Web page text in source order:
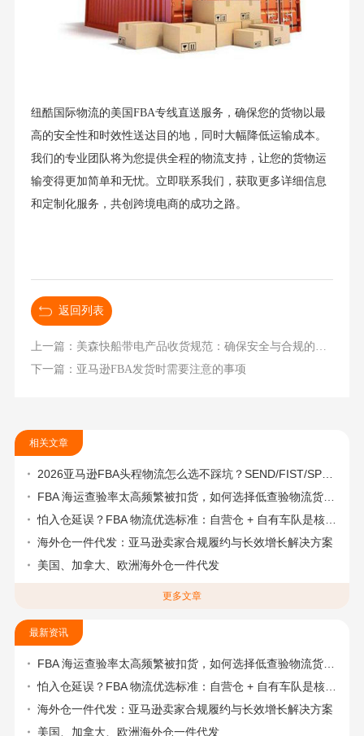
纽酷国际物流的美国FBA专线直送服务，确保您的货物以最
高的安全性和时效性送达目的地，同时大幅降低运输成本。
我们的专业团队将为您提供全程的物流支持，让您的货物运
输变得更加简单和无忧。立即联系我们，获取更多详细信息
和定制化服务，共创跨境电商的成功之路。
返回列表
上一篇：美森快船带电产品收货规范：确保安全与合规的关键指南
下一篇：亚马逊FBA发货时需要注意的事项
相关文章
2026亚马逊FBA头程物流怎么选不踩坑？SEND/FIST/SPN官方认证物流商，只有这家敢承诺“准达率第一”
FBA 海运查验率太高频繁被扣货，如何选择低查验物流货代？
怕入仓延误？FBA 物流优选标准：自营仓 + 自有车队是核心硬指标
海外仓一件代发：亚马逊卖家合规履约与长效增长解决方案
美国、加拿大、欧洲海外仓一件代发
更多文章
最新资讯
FBA 海运查验率太高频繁被扣货，如何选择低查验物流货代？
怕入仓延误？FBA 物流优选标准：自营仓 + 自有车队是核心硬指标
海外仓一件代发：亚马逊卖家合规履约与长效增长解决方案
美国、加拿大、欧洲海外仓一件代发